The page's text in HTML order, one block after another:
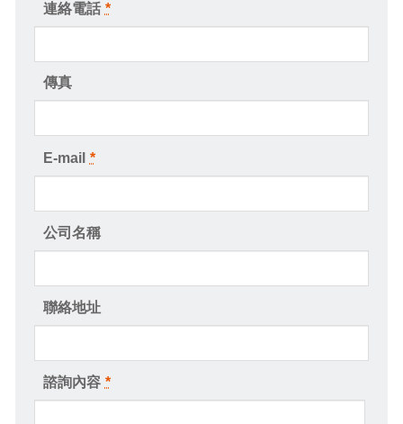
連絡電話 *
傳真
E-mail *
公司名稱
聯絡地址
諮詢內容 *